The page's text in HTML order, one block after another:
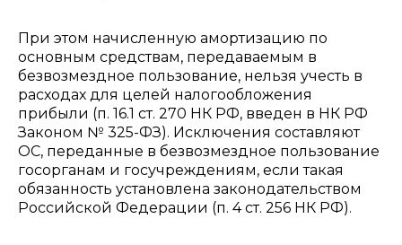
При этом начисленную амортизацию по
основным средствам, передаваемым в
безвозмездное пользование, нельзя учесть в
расходах для целей налогообложения
прибыли (п. 16.1 ст. 270 НК РФ, введен в НК РФ
Законом № 325-ФЗ). Исключения составляют
ОС, переданные в безвозмездное пользование
госорганам и госучреждениям, если такая
обязанность установлена законодательством
Российской Федерации (п. 4 ст. 256 НК РФ).